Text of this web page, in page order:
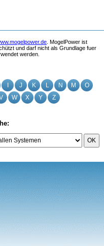
I J K L N M
O
W X Y Z
OK
. MogelPower ist
und darf nicht als Grundlage fuer
werden.